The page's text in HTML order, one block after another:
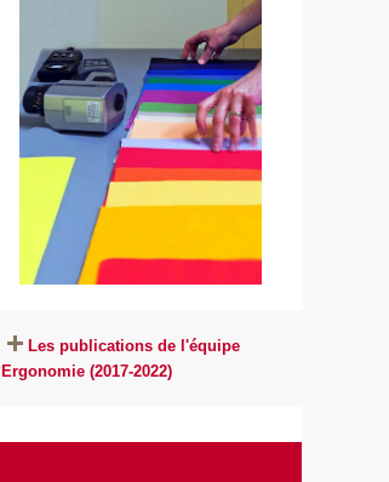
Les publications de l'équipe
Ergonomie (2017-2022)